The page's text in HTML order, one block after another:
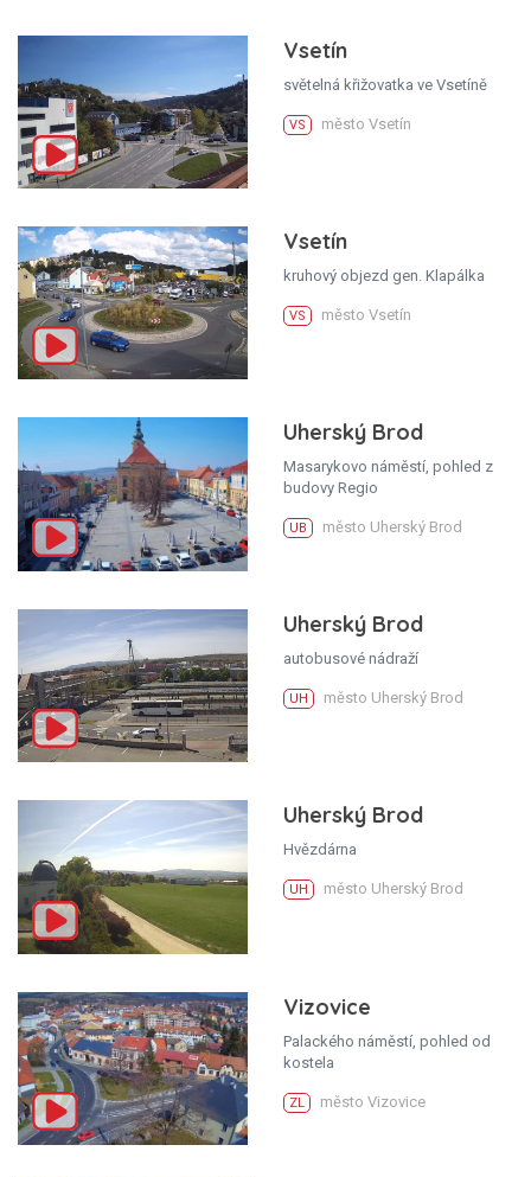
Vsetín
světelná křižovatka ve Vsetíně
VS město Vsetín
Vsetín
kruhový objezd gen. Klapálka
VS město Vsetín
Uherský Brod
Masarykovo náměstí, pohled z
budovy Regio
UB město Uherský Brod
Uherský Brod
autobusové nádraží
UH město Uherský Brod
Uherský Brod
Hvězdárna
UH město Uherský Brod
Vizovice
Palackého náměstí, pohled od
kostela
ZL město Vizovice